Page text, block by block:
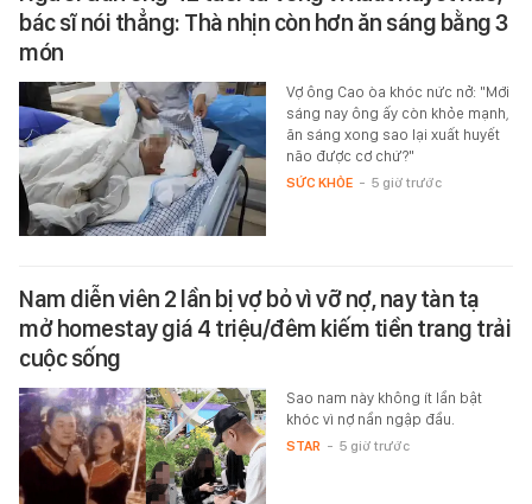
bác sĩ nói thẳng: Thà nhịn còn hơn ăn sáng bằng 3
món
Vợ ông Cao òa khóc nức nở: "Mới
sáng nay ông ấy còn khỏe mạnh,
ăn sáng xong sao lại xuất huyết
não được cơ chứ?"
SỨC KHỎE - 5 giờ trước
Nam diễn viên 2 lần bị vợ bỏ vì vỡ nợ, nay tàn tạ
mở homestay giá 4 triệu/đêm kiếm tiền trang trải
cuộc sống
Sao nam này không ít lần bật
khóc vì nợ nần ngập đầu.
STAR - 5 giờ trước